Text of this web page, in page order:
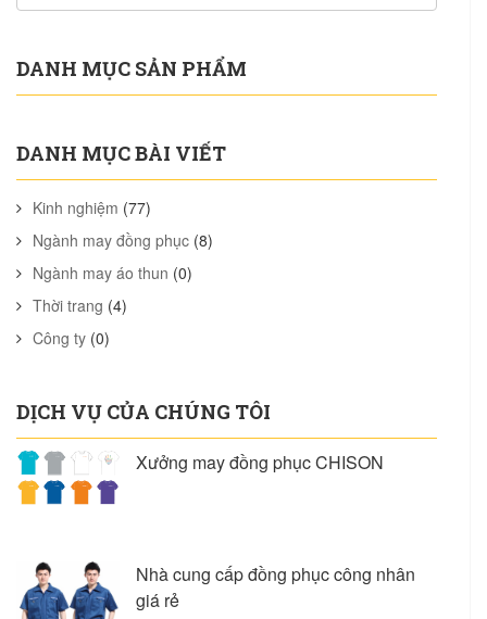
DANH MỤC SẢN PHẨM
DANH MỤC BÀI VIẾT
Kinh nghiệm (77)
Ngành may đồng phục (8)
Ngành may áo thun (0)
Thời trang (4)
Công ty (0)
DỊCH VỤ CỦA CHÚNG TÔI
Xưởng may đồng phục CHISON
Nhà cung cấp đồng phục công nhân
giá rẻ